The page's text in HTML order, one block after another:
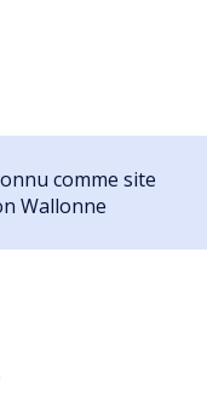
comme site
Wallonne